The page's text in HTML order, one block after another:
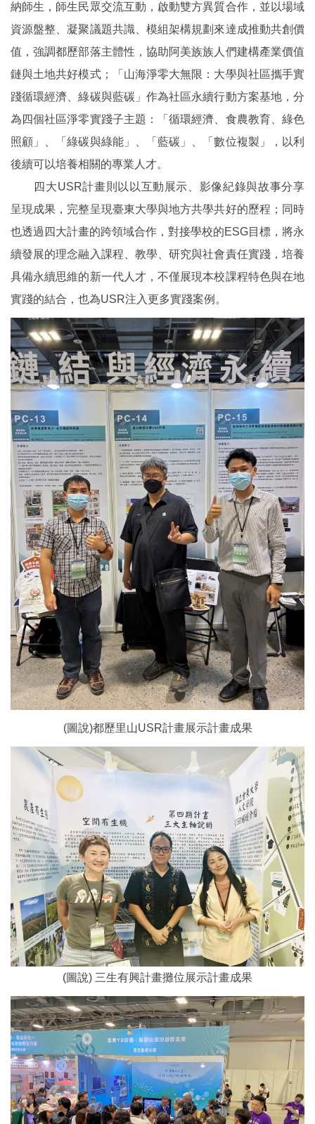
納師生，師生民眾交流互動，啟動雙方異質合作，並以場域
資源盤整、凝聚議題共識、模組架構規劃來達成推動共創價
值，強調都歷部落主體性，協助阿美族族人們建構產業價值
鏈與土地共好模式；「山海淨零大無限：大學與社區攜手實
踐循環經濟、綠碳與藍碳」作為社區永續行動方案基地，分
為四個社區淨零實踐子主題：「循環經濟、食農教育、綠色
照顧」、「綠碳與綠能」、「藍碳」、「數位複製」，以利
後續可以培養相關的專業人才。
四大USR計畫則以以互動展示、影像紀錄與故事分享
呈現成果，完整呈現臺東大學與地方共學共好的歷程；同時
也透過四大計畫的跨領域合作，對接學校的ESG目標，將永
續發展的理念融入課程、教學、研究與社會責任實踐，培養
具備永續思維的新一代人才，不僅展現本校課程特色與在地
實踐的結合，也為USR注入更多實踐案例。
(圖說)都歷里山USR計畫展示計畫成果
(圖說) 三生有興計畫攤位展示計畫成果